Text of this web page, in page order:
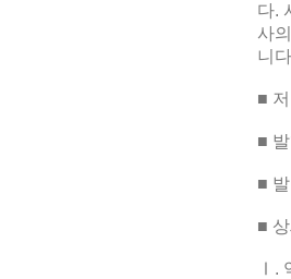
다.
사
니다
■
■
■
■
Ⅰ .